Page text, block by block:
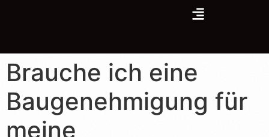
Brauche ich eine
Baugenehmigung für
meine